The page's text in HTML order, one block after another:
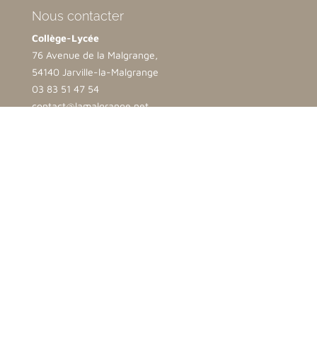
Nous contacter
Collège-Lycée
76 Avenue de la Malgrange,
54140 Jarville-la-Malgrange
03 83 51 47 54
contact@lamalgrange.net